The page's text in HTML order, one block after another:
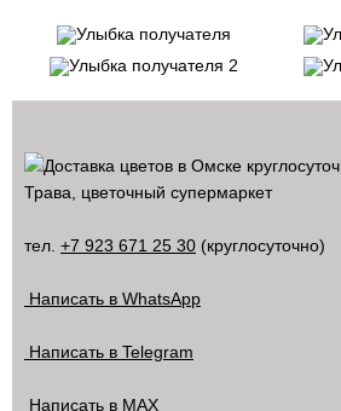
Трава, цветочный супермаркет
тел. +7 923 671 25 30 (круглосуточно)
Написать в WhatsApp
Написать в Telegram
Написать в MAX